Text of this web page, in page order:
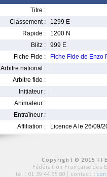
Titre :
Classement :
1299 E
Rapide :
1200 N
Blitz :
999 E
Fiche Fide :
Fiche Fide de Enzo
Arbitre national :
Arbitre fide :
Initiateur :
Animateur :
Entraîneur :
Affiliation :
Licence A le 26/09/
Copyright © 2015
Fédération Française des
tél : 01 39 44 65 80 | contact :